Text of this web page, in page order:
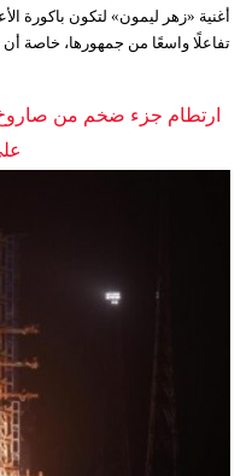
أغنية «زهر ليمون» لتكون باكورة
تفاعلًا واسعًا من جمهورها، خاصة أن
ارتطام جزء ضخم من